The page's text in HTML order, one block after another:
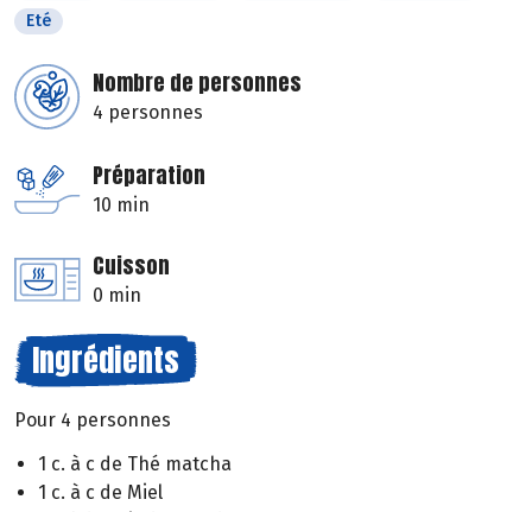
Eté
Nombre de personnes
4 personnes
Préparation
10 min
Cuisson
0 min
Ingrédients
Pour 4 personnes
1 c. à c de Thé matcha
1 c. à c de Miel